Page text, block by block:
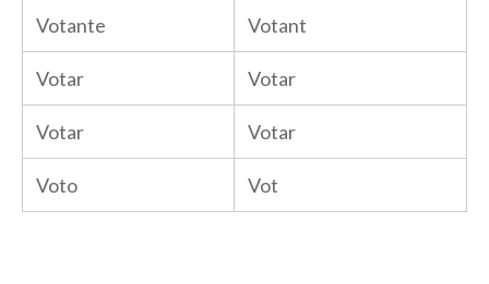
Votante Votant
Votar Votar
Votar Votar
Voto Vot